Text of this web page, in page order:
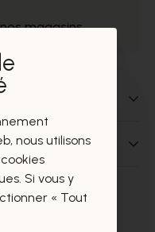
magasins
nous utilisons
Si vous y
« Tout